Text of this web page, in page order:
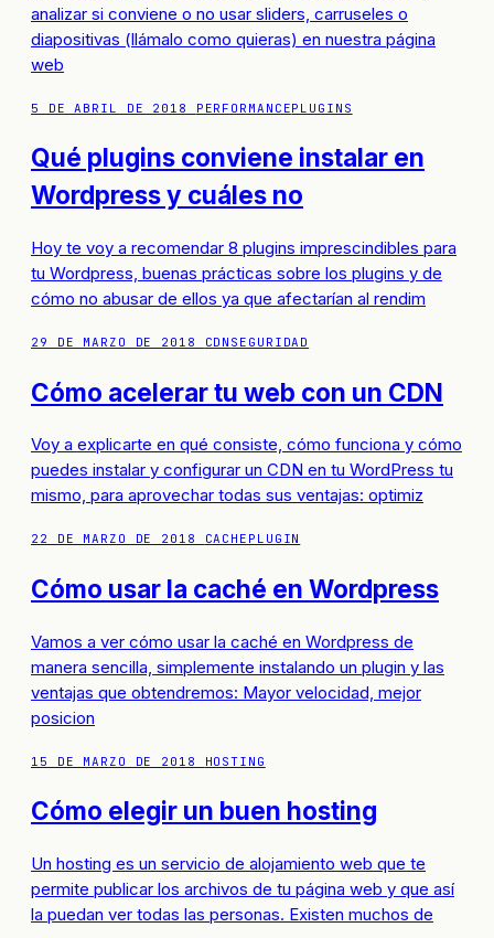
analizar si conviene o no usar sliders, carruseles o
diapositivas (llámalo como quieras) en nuestra página
web
5 DE ABRIL DE 2018 PERFORMANCEPLUGINS
Qué plugins conviene instalar en
Wordpress y cuáles no
Hoy te voy a recomendar 8 plugins imprescindibles para
tu Wordpress, buenas prácticas sobre los plugins y de
cómo no abusar de ellos ya que afectarían al rendim
29 DE MARZO DE 2018 CDN SEGURIDAD
Cómo acelerar tu web con un CDN
Voy a explicarte en qué consiste, cómo funciona y cómo
puedes instalar y configurar un CDN en tu WordPress tu
mismo, para aprovechar todas sus ventajas: optimiz
22 DE MARZO DE 2018 CACHE PLUGIN
Cómo usar la caché en Wordpress
Vamos a ver cómo usar la caché en Wordpress de
manera sencilla, simplemente instalando un plugin y las
ventajas que obtendremos: Mayor velocidad, mejor
posicion
15 DE MARZO DE 2018 HOSTING
Cómo elegir un buen hosting
Un hosting es un servicio de alojamiento web que te
permite publicar los archivos de tu página web y que así
la puedan ver todas las personas. Existen muchos de